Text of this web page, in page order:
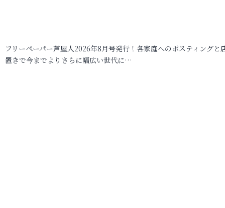
フリーペーパー芦屋人2026年8月号発行！各家庭へのポスティングと
置きで今までよりさらに幅広い世代に…